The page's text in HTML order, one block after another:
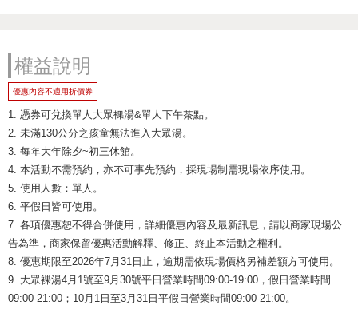
權益說明
優惠內容不適用折價券
1. 憑券可兌換單人大眾裸湯&單人下午茶點。
2. 未滿130公分之孩童無法進入大眾湯。
3. 每年大年除夕~初三休館。
4. 本活動不需預約，亦不可事先預約，採現場制需現場依序使用。
5. 使用人數：單人。
6. 平假日皆可使用。
7. 各項優惠恕不得合併使用，詳細優惠內容及最新訊息，請以商家現場公
告為準，商家保留優惠活動解釋、修正、終止本活動之權利。
8. 優惠期限至2026年7月31日止，逾期需依現場價格另補差額方可使用。
9. 大眾裸湯4月1號至9月30號平日營業時間09:00-19:00，假日營業時間
09:00-21:00；10月1日至3月31日平假日營業時間09:00-21:00。